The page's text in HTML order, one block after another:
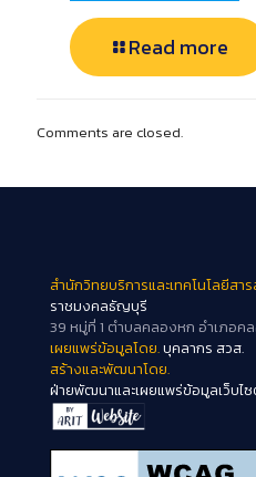
Read more
Comments are closed.
สำนักวิทยบริการและเทคโนโลยีสา
ราชมงคลธัญบุรี
39 หมู่ที่ 1 ตำบลคลองหก อำเภอค
เผยแพร่ข้อมูลโดย.บุคลากร สวส.
สร้างและพัฒนาโดย.
ฝ่ายพัฒนาและเผยแพร่ข้อมูลเว็บไ